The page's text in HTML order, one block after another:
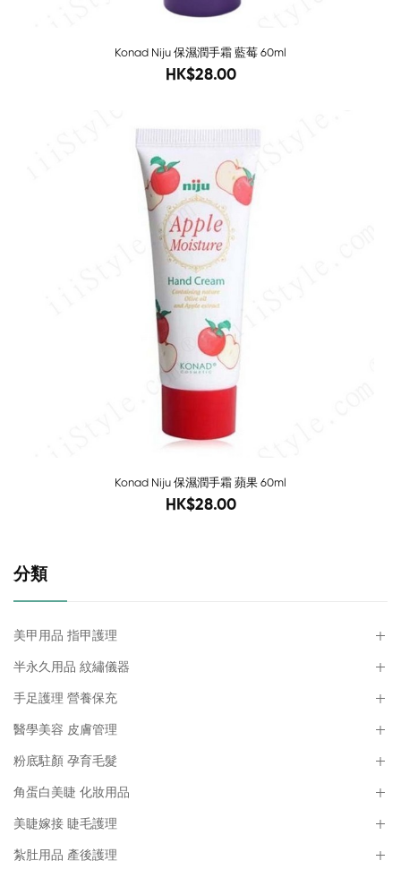
分類
美甲用品 指甲護理
半永久用品 紋繡儀器
手足護理 營養保充
醫學美容 皮膚管理
粉底駐顏 孕育毛髮
角蛋白美睫 化妝用品
美睫嫁接 睫毛護理
紮肚用品 產後護理
Konad Niju 保濕潤手霜 藍莓 60ml
58
HK$28.00
Konad Niju 保濕潤手霜 蘋果 60ml
58
HK$28.00